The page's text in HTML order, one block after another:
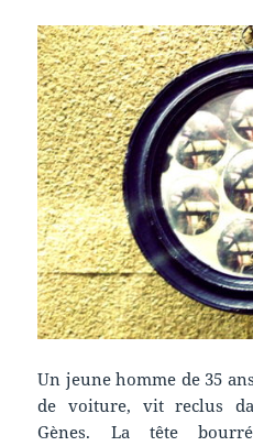
Un jeune homme de 35
de voiture, vit reclus
Gènes. La tête